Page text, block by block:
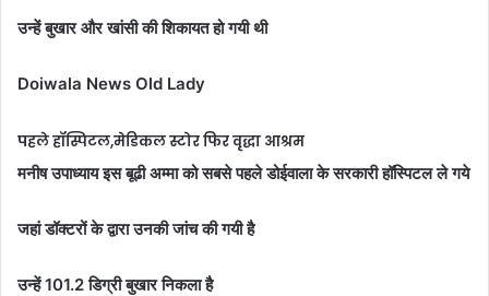
उन्हें बुखार और खांसी की शिकायत हो गयी थी
Doiwala News Old Lady
पहले हॉस्पिटल,मेडिकल स्टोर फिर वृद्धा आश्रम
मनीष उपाध्याय इस बूढी अम्मा को सबसे पहले डोईवाला के सरकारी हॉस्पिटल ले गये
जहां डॉक्टरों के द्वारा उनकी जांच की गयी है
उन्हें 101.2 डिग्री बुखार निकला है